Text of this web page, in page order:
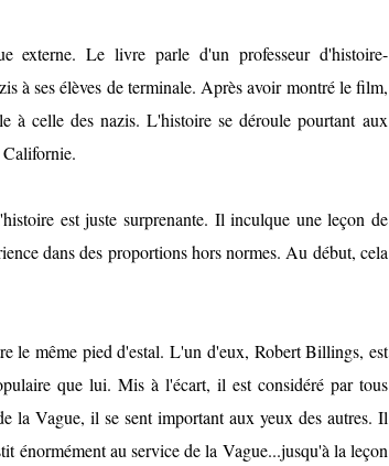
externe. Le livre parle d'un professeur d'histoire-
à ses élèves de terminale. Après avoir montré le film,
à celle des nazis. L'histoire se déroule pourtant aux
est juste surprenante. Il inculque une leçon de
dans des proportions hors normes. Au début, cela
le même pied d'estal. L'un d'eux, Robert Billings, est
que lui. Mis à l'écart, il est considéré par tous
la Vague, il se sent important aux yeux des autres. Il
énormément au service de la Vague...jusqu'à la leçon